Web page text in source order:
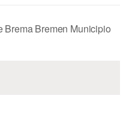
Brema Bremen Municipio